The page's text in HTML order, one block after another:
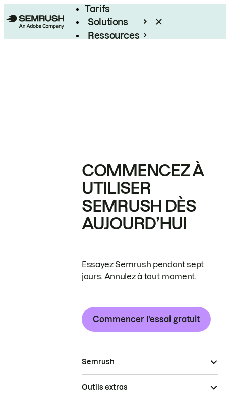
Tarifs
Solutions
Ressources
COMMENCEZ À
UTILISER
SEMRUSH DÈS
AUJOURD’HUI
Essayez Semrush pendant sept
jours. Annulez à tout moment.
Commencer l’essai gratuit
Semrush
Outils extras